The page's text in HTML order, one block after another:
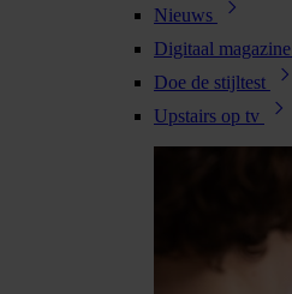
Nieuws
Digitaal magazine
Doe de stijltest
Upstairs op tv